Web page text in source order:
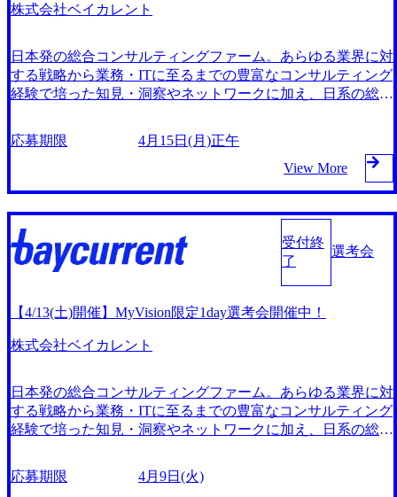
株式会社ベイカレント
日本発の総合コンサルティングファーム。あらゆる業界に対
する戦略から業務・ITに至るまでの豊富なコンサルティング
経験で培った知見・洞察やネットワークに加え、日系の総合
る側面から総合的にクライアント企業の変革をサポートす
る。 マッキンゼー、BCG等の大手コンサルティングファー
ム、事業会社、官公庁等、多種多様なバックグランドを持っ
た優秀な人材が活躍中。 コンサルティングファームとして
な働き方はご法度で、会社にとっても従業員にとっても持続
可能な成長を重視。 4/21(日) ベイカレント本社にて対面(オ
ンラインは要相談) ※本社別室でのリモートになる可能性も
ある方 事業会社での企画業務経験のある方 直近1年でベイカ
レント社への応募がない方 インダストリー/サービスカット
を設けず、様々な業界/テーマの案件に携わることが可能 コ
ジー/英語など多彩な研修プログラムを用意し、能力開発を
支援 創業以来、最大限の社員還元をモットーとしており、
戦略ファームと同水準の給与テーブルを実現 平均残業時間
年から継続して選出
応募期限
4月15日(月)正午
View More
受付終
了
選考会
【4/13(土)開催】MyVision限定1day選考会開催中！
株式会社ベイカレント
日本発の総合コンサルティングファーム。あらゆる業界に対
する戦略から業務・ITに至るまでの豊富なコンサルティング
経験で培った知見・洞察やネットワークに加え、日系の総合
る側面から総合的にクライアント企業の変革をサポートす
る。 マッキンゼー、BCG等の大手コンサルティングファー
応募期限
4月9日(火)